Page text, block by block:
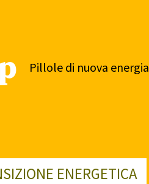
Pillole di nuova energia
ENERGETICA